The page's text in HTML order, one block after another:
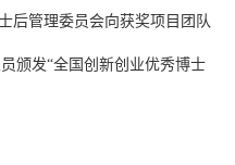
后管理委员会向获奖项目团队
颁发“全国创新创业优秀博士